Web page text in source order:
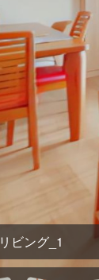
リビング_1